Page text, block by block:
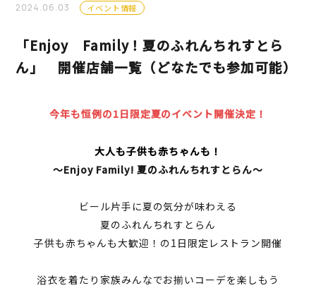
2024.06.03 イベント情報
「Enjoy Family！夏のふれんちれすとら
ん」 開催店舗一覧（どなたでも参加可能）
今年も恒例の1日限定夏のイベント開催決定！
大人も子供も赤ちゃんも！
～Enjoy Family! 夏のふれんちれすとらん～
ビール片手に夏の気分が味わえる
夏のふれんちれすとらん
子供も赤ちゃんも大歓迎！の 1 日限定レストラン開催
浴衣を着たり家族みんなでお揃いコーデを楽しもう